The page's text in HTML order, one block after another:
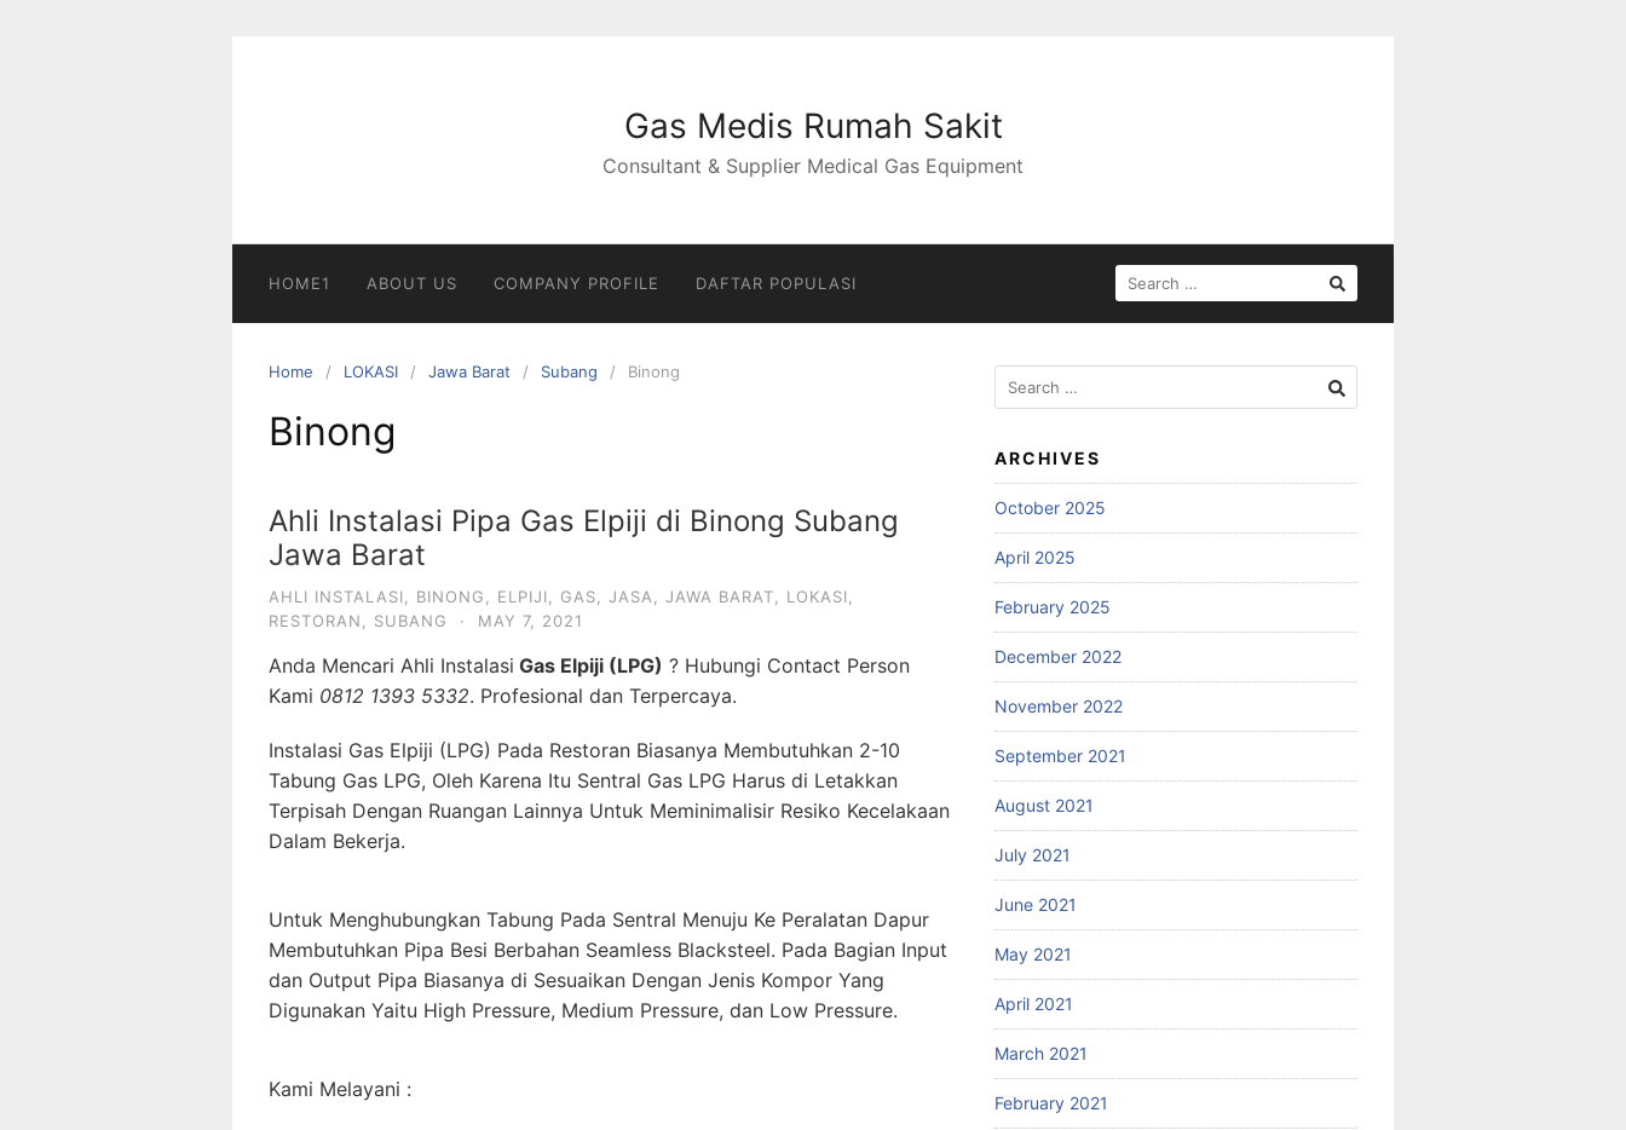
Gas Medis Rumah Sakit
Consultant & Supplier Medical Gas Equipment
HOME1 ABOUT US COMPANY PROFILE DAFTAR POPULASI
SEARCH
FOR:
Home LOKASI Jawa Barat Subang Binong
Binong
Ahli Instalasi Pipa Gas Elpiji di Binong Subang
Jawa Barat
AHLI INSTALASI BINONG ELPIJI GAS JASA JAWA BARAT LOKASI
RESTORAN
SUBANG · MAY 7, 2021
Anda Mencari Ahli Instalasi Gas Elpiji (LPG) ? Hubungi Contact Person
Kami 0812 1393 5332. Profesional dan Terpercaya.
Instalasi Gas Elpiji (LPG) Pada Restoran Biasanya Membutuhkan 2-10
Tabung Gas LPG, Oleh Karena Itu Sentral Gas LPG Harus di Letakkan
Terpisah Dengan Ruangan Lainnya Untuk Meminimalisir Resiko Kecelakaan
Dalam Bekerja.
Untuk Menghubungkan Tabung Pada Sentral Menuju Ke Peralatan Dapur
Membutuhkan Pipa Besi Berbahan Seamless Blacksteel. Pada Bagian Input
dan Output Pipa Biasanya di Sesuaikan Dengan Jenis Kompor Yang
Digunakan Yaitu High Pressure, Medium Pressure, dan Low Pressure.
Kami Melayani :
Search
for:
ARCHIVES
October 2025
April 2025
February 2025
December 2022
November 2022
September 2021
August 2021
July 2021
June 2021
May 2021
April 2021
March 2021
February 2021